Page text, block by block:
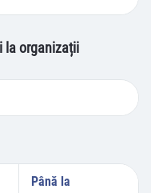
la organizații
Până la